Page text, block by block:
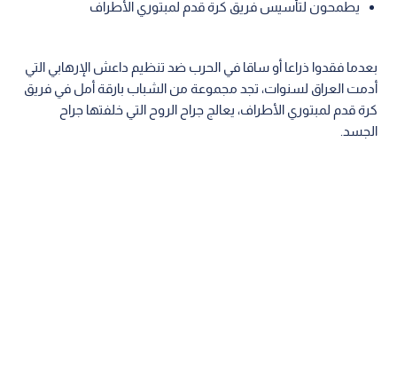
يطمحون لتأسيس فريق كرة قدم لمبتوري الأطراف
بعدما فقدوا ذراعا أو ساقا في الحرب ضد تنظيم داعش الإرهابي التي
أدمت العراق لسنوات، تجد مجموعة من الشباب بارقة أمل في فريق
كرة قدم لمبتوري الأطراف، يعالج جراح الروح التي خلفتها جراح
الجسد.